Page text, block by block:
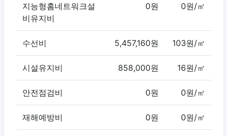
지능형홈네트워크설
비유지비
0원 0원/㎡
수선비 5,457,160원 103원/㎡
시설유지비 858,000원 16원/㎡
안전점검비 0원 0원/㎡
재해예방비 0원 0원/㎡